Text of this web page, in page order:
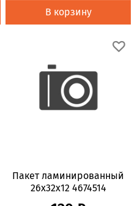
В корзину
Пакет ламинированный
26x32x12 4674514